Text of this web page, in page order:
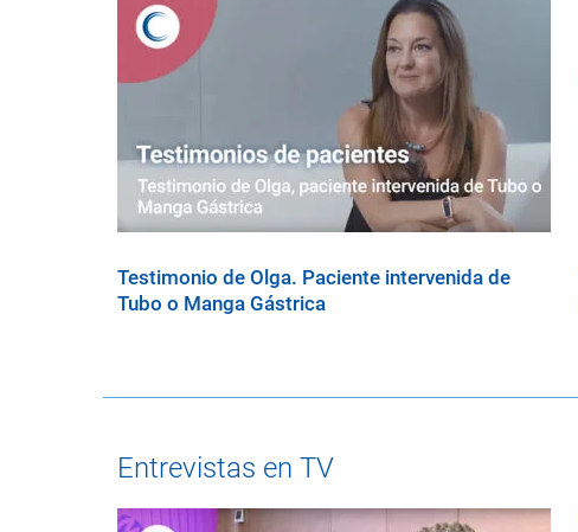
Testimonio de Olga. Paciente intervenida de
Tubo o Manga Gástrica
Entrevistas en TV